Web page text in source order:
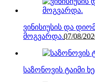
ვინისიუსის და
მოგვარდა.07/08/
საზონოვის ტაიმი